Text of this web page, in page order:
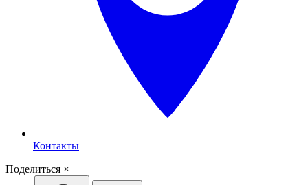
Контакты
Поделиться ×